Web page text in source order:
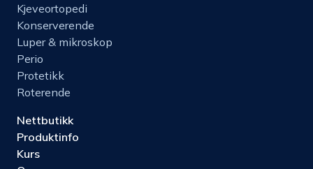
Kjeveortopedi
Konserverende
Luper & mikroskop
Perio
Protetikk
Roterende
Nettbutikk
Produktinfo
Kurs